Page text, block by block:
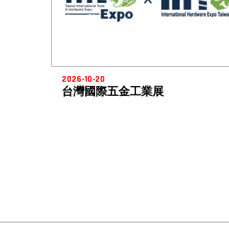
2026-10-20
台灣國際五金工業展